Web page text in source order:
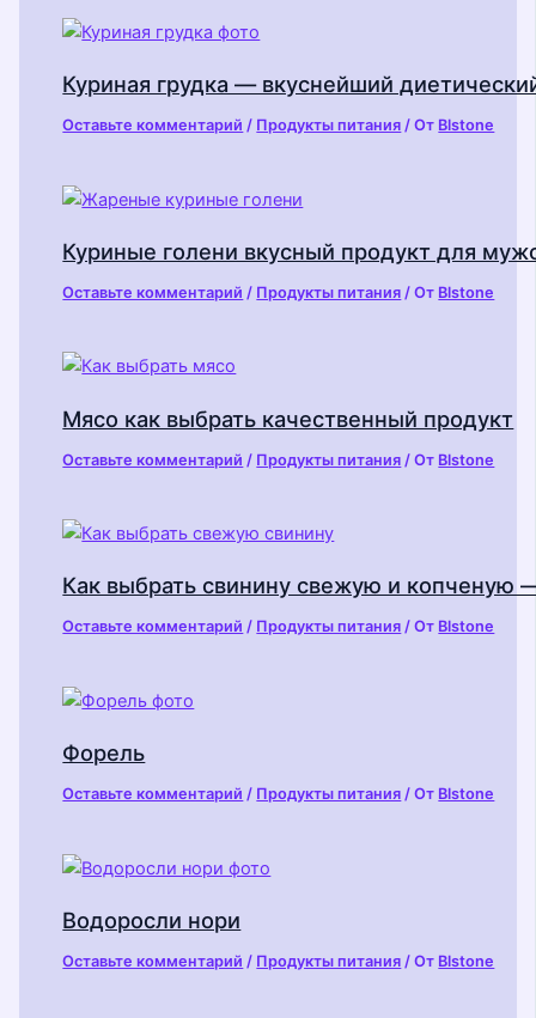
Куриная грудка — вкуснейший
Оставьте комментарий / Продукты питания / От Blstone
Куриные голени вкусный продукт для
Оставьте комментарий / Продукты питания / От Blstone
Мясо как выбрать качественный продукт
Оставьте комментарий / Продукты питания / От Blstone
Как выбрать свинину свежую и копченую
Оставьте комментарий / Продукты питания / От Blstone
Форель
Оставьте комментарий / Продукты питания / От Blstone
Водоросли нори
Оставьте комментарий / Продукты питания / От Blstone